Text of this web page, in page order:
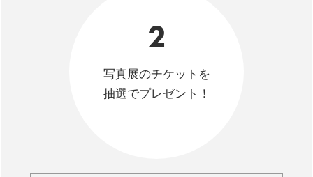
2
写真展のチケットを
抽選でプレゼント！